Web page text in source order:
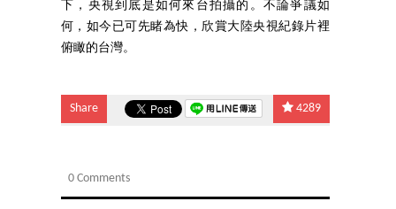
下，央視到底是如何來台拍攝的。不論爭議如
何，如今已可先睹為快，欣賞大陸央視紀錄片裡
俯瞰的台灣。
Share 4289
0 Comments